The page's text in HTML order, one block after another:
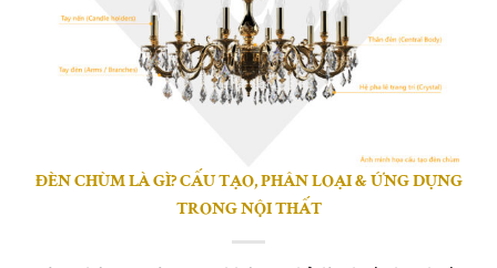
ĐÈN CHÙM LÀ GÌ? CẤU TẠO, PHÂN LOẠI & ỨNG DỤNG
TRONG NỘI THẤT